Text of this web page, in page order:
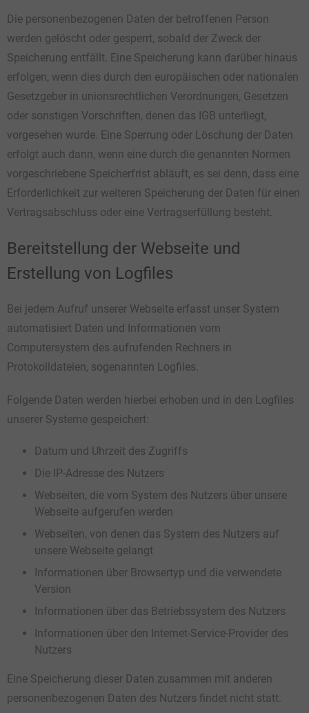
Die personenbezogenen Daten der betroffenen Person
werden gelöscht oder gesperrt, sobald der Zweck der
Speicherung entfällt. Eine Speicherung kann darüber hinaus
erfolgen, wenn dies durch den europäischen oder nationalen
Gesetzgeber in unionsrechtlichen Verordnungen, Gesetzen
oder sonstigen Vorschriften, denen das IGB unterliegt,
vorgesehen wurde. Eine Sperrung oder Löschung der Daten
erfolgt auch dann, wenn eine durch die genannten Normen
vorgeschriebene Speicherfrist abläuft, es sei denn, dass eine
Erforderlichkeit zur weiteren Speicherung der Daten für einen
Vertragsabschluss oder eine Vertragserfüllung besteht.
Bereitstellung der Webseite und
Erstellung von Logfiles
Bei jedem Aufruf unserer Webseite erfasst unser System
automatisiert Daten und Informationen vom
Computersystem des aufrufenden Rechners in
Protokolldateien, sogenannten Logfiles.
Folgende Daten werden hierbei erhoben und in den Logfiles
unserer Systeme gespeichert:
Datum und Uhrzeit des Zugriffs
Die IP-Adresse des Nutzers
Webseiten, die vom System des Nutzers über unsere
Webseite aufgerufen werden
Webseiten, von denen das System des Nutzers auf
unsere Webseite gelangt
Informationen über Browsertyp und die verwendete
Version
Informationen über das Betriebssystem des Nutzers
Informationen über den Internet-Service-Provider des
Nutzers
Eine Speicherung dieser Daten zusammen mit anderen
personenbezogenen Daten des Nutzers findet nicht statt.